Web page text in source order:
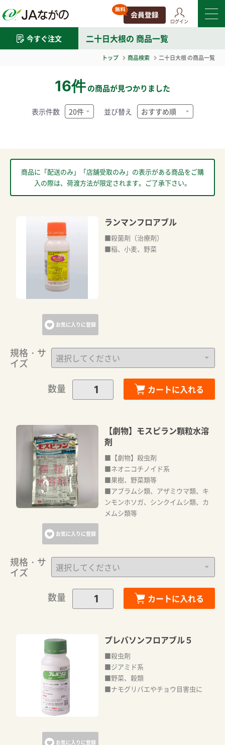
ログイン
今すぐ注文 二十日大根の 商品一覧
トップ 商品検索 二十日大根の商品一覧
16件の商品が見つかりました
表示件数 並び替え
商品に「配送のみ」「店舗受取のみ」の表示がある商品をご購
入の際は、荷渡方法が限定されます。ご了承下さい。
お気に入りに登録
ランマンフロアブル
■殺菌剤（治療剤）
■稲、小麦、野菜
規格・サ
イズ
数量
カートに入れる
お気に入りに登録
【劇物】モスピラン顆粒水溶
剤
■【劇物】殺虫剤
■ネオニコチノイド系
■果樹、野菜類等
■アブラムシ類、アザミウマ類、キ
ンモンホソガ、シンクイムシ類、カ
メムシ類等
規格・サ
イズ
数量
カートに入れる
お気に入りに登録
プレバソンフロアブル５
■殺虫剤
■ジアミド系
■野菜、穀類
■ナモグリバエやチョウ目害虫に